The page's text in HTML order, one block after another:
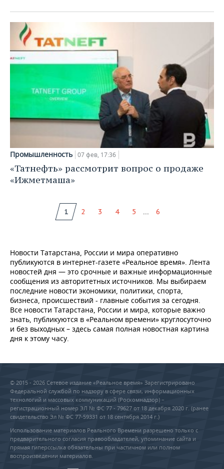
Промышленность 07 фев, 17:36
«Татнефть» рассмотрит вопрос о продаже
«Ижметмаша»
1 2 3 4 5 6
Новости Татарстана, России и мира оперативно
публикуются в интернет-газете «Реальное время». Лента
новостей дня — это срочные и важные информационные
сообщения из авторитетных источников. Мы выбираем
последние новости экономики, политики, спорта,
бизнеса, происшествий - главные события за сегодня.
Все новости Татарстана, России и мира, которые важно
знать, публикуются в «Реальном времени» круглосуточно
и без выходных – здесь самая полная новостная картина
дня к этому часу.
© 2015 - 2026 Сетевое издание «Реальное время» Зарегистрировано
Федеральной службой по надзору в сфере связи, информационных
технологий и массовых коммуникаций (Роскомнадзор) –
регистрационный номер ЭЛ № ФС 77 - 79627 от 18 декабря 2020 г. (ранее
свидетельство Эл № ФС 77-59331 от 18 сентября 2014 г.)
Использование материалов Реального Времени разрешено только с
предварительного согласия правообладателей, упоминание сайта и
прямая гиперссылка обязательны при частичном или полном
воспроизведении материалов.